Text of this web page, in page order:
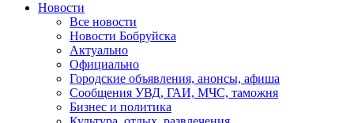
Новости
Все новости
Новости Бобруйска
Актуально
Официально
Городские объявления, анонсы, афиша
Сообщения УВД, ГАИ, МЧС, таможня
Бизнес и политика